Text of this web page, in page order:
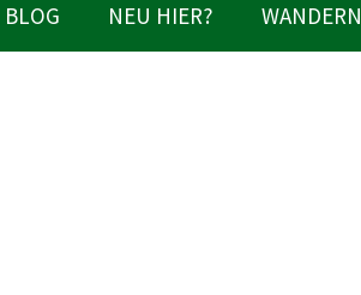
BLOG NEU HIER? WANDERN